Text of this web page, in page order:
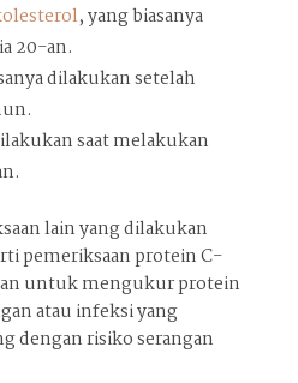
, yang biasanya
20-an.
dilakukan setelah
saat melakukan
lain yang dilakukan
pemeriksaan protein C-
untuk mengukur protein
atau infeksi yang
dengan risiko serangan